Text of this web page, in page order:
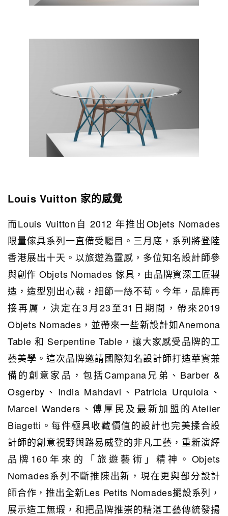
Louis Vuitton 家的感覺
而Louis Vuitton自 2012 年推出Objets Nomades
限量傢具系列一直備受矚目。三月底，系列將登陸
香港展出十天。以旅遊為靈感，多位知名設計師參
與創作 Objets Nomades 傢具，由品牌資深工匠製
造，造型別出心裁，細節一絲不苟。今年，品牌再
接再厲，決定在3月23至31日期間，帶來2019
Objets Nomades，並帶來一些新設計如Anemona
Table 和 Serpentine Table，讓大家感受品牌的工
藝美學。這次品牌邀請國際知名設計師打造華實兼
備的創意家品，包括Campana兄弟、Barber &
Osgerby、India Mahdavi、Patricia Urquiola、
Marcel Wanders、傅厚民及最新加盟的Atelier
Biagetti。每件極具收藏價值的設計也完美揉合設
計師的創意視野與路易威登的非凡工藝，重新演繹
品牌160年來的「旅遊藝術」精神。Objets
Nomades系列不斷推陳出新，現在更與部分設計
師合作，推出全新Les Petits Nomades擺設系列，
展示造工無瑕，和把品牌推崇的精湛工藝傳統發揚